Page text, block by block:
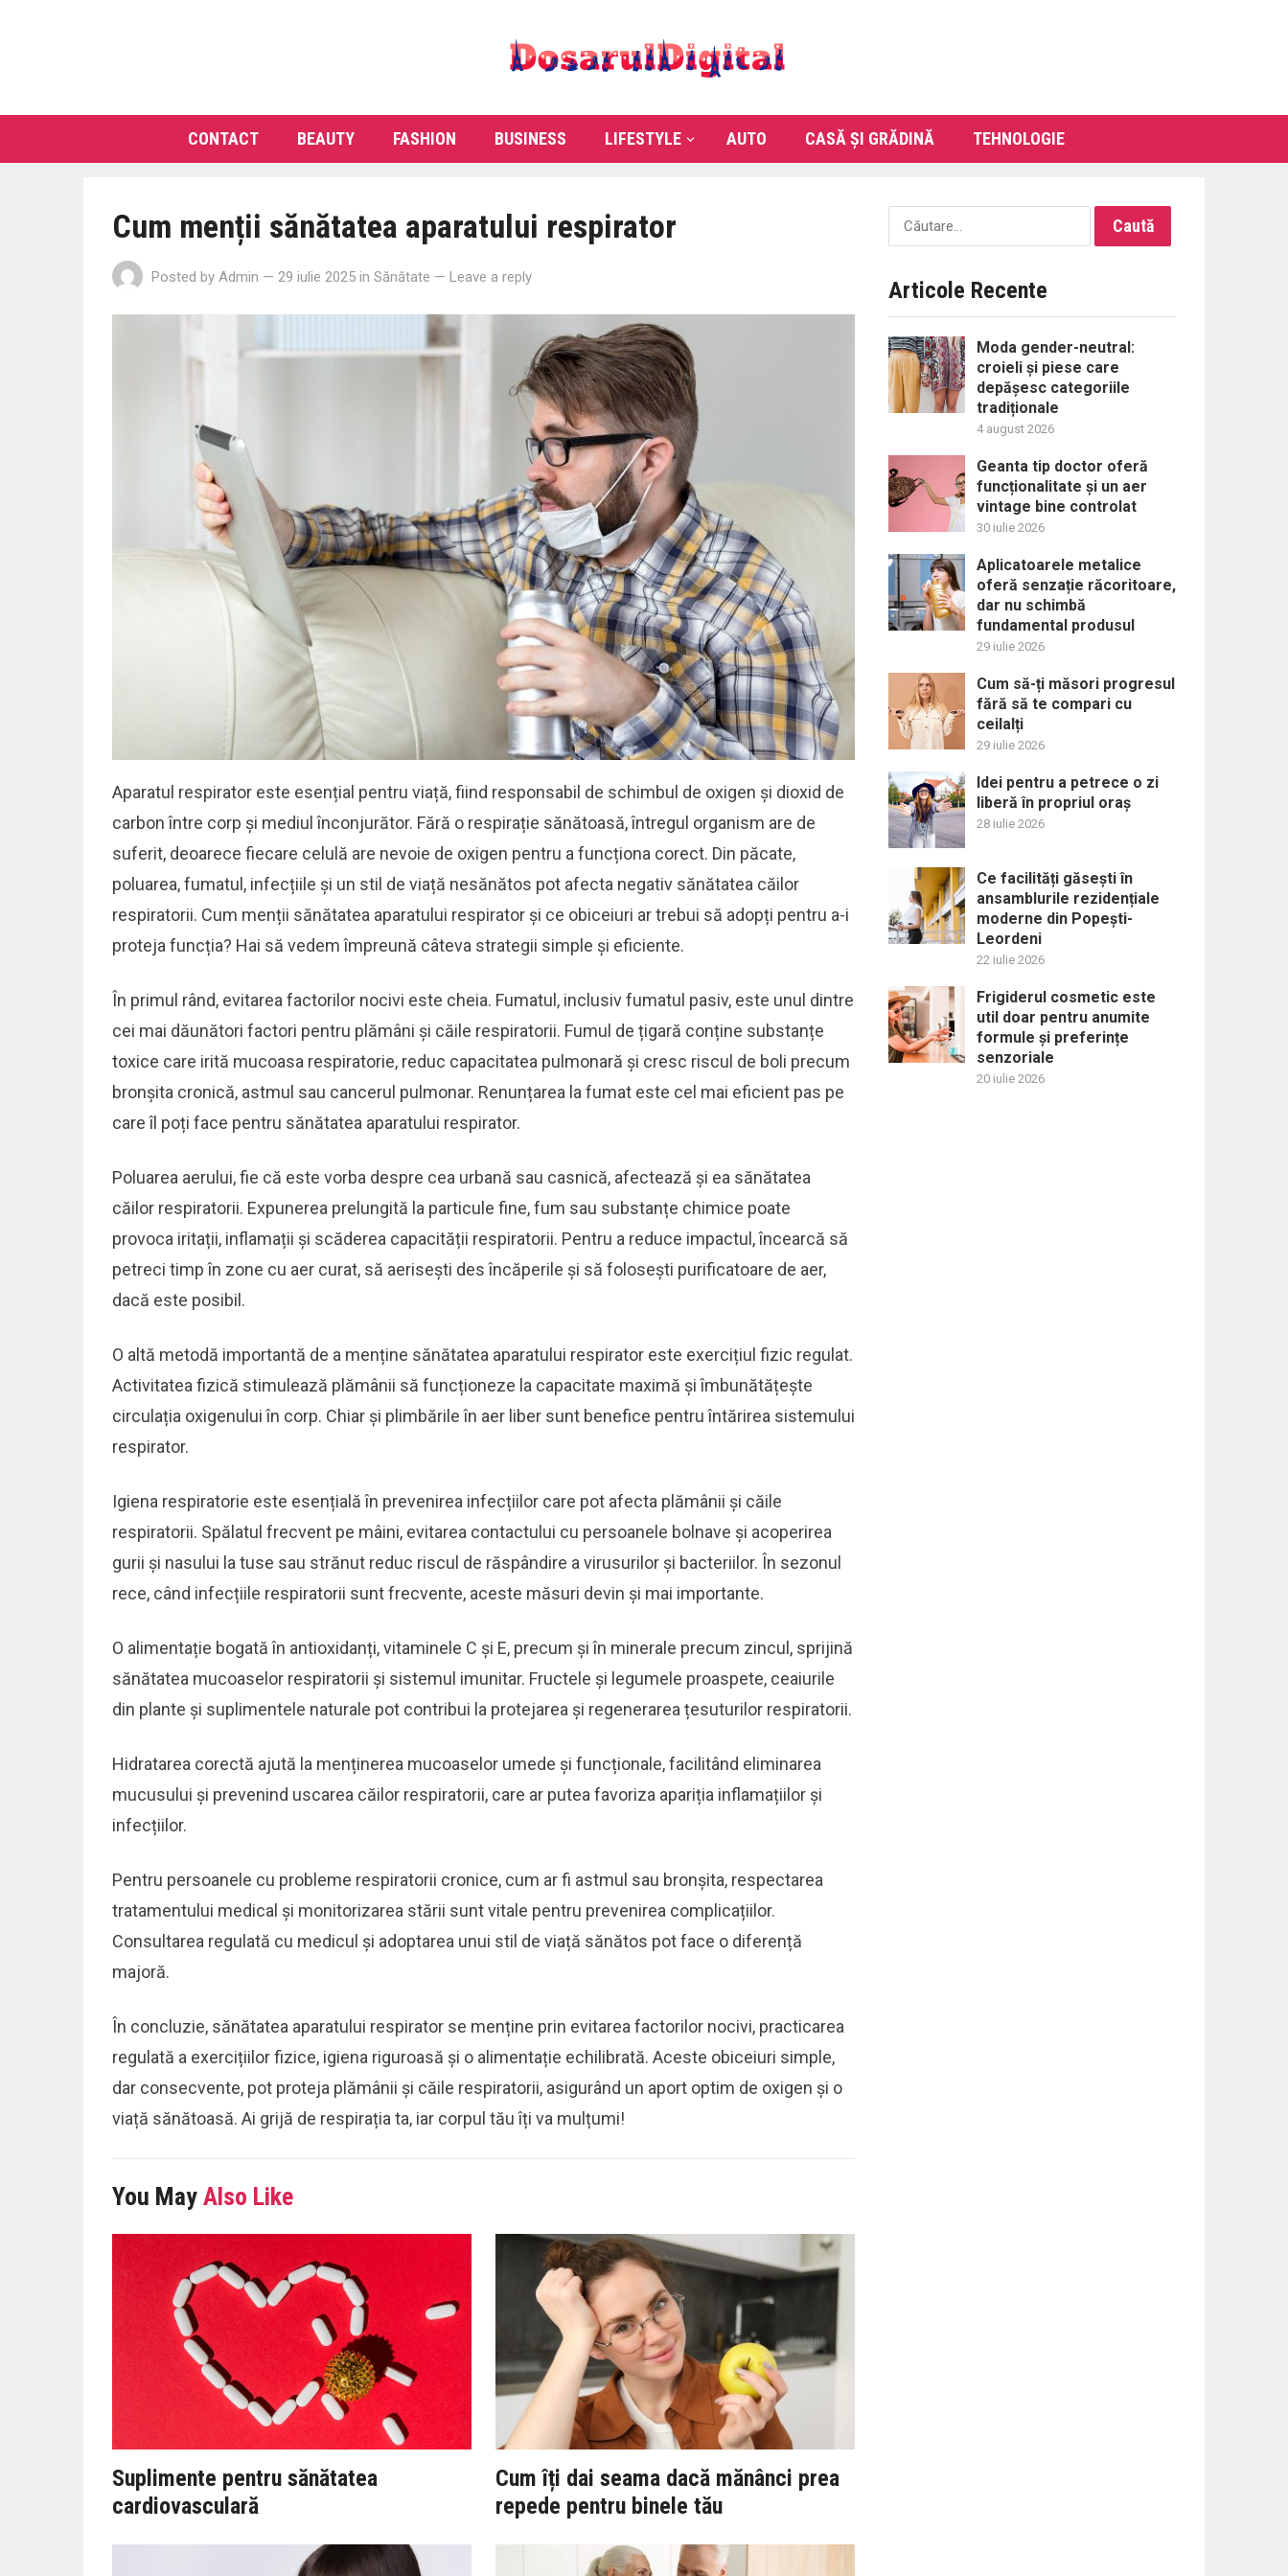
CONTACT BEAUTY FASHION BUSINESS LIFESTYLE AUTO CASĂ ȘI GRĂDINĂ TEHNOLOGIE
Cum menții sănătatea aparatului respirator
Posted by Admin — 29 iulie 2025 in Sănătate — Leave a reply
Aparatul respirator este esențial pentru viață, fiind responsabil de schimbul de oxigen și dioxid de
carbon între corp și mediul înconjurător. Fără o respirație sănătoasă, întregul organism are de
suferit, deoarece fiecare celulă are nevoie de oxigen pentru a funcționa corect. Din păcate,
poluarea, fumatul, infecțiile și un stil de viață nesănătos pot afecta negativ sănătatea căilor
respiratorii. Cum menții sănătatea aparatului respirator și ce obiceiuri ar trebui să adopți pentru a-i
proteja funcția? Hai să vedem împreună câteva strategii simple și eficiente.
În primul rând, evitarea factorilor nocivi este cheia. Fumatul, inclusiv fumatul pasiv, este unul dintre
cei mai dăunători factori pentru plămâni și căile respiratorii. Fumul de țigară conține substanțe
toxice care irită mucoasa respiratorie, reduc capacitatea pulmonară și cresc riscul de boli precum
bronșita cronică, astmul sau cancerul pulmonar. Renunțarea la fumat este cel mai eficient pas pe
care îl poți face pentru sănătatea aparatului respirator.
Poluarea aerului, fie că este vorba despre cea urbană sau casnică, afectează și ea sănătatea
căilor respiratorii. Expunerea prelungită la particule fine, fum sau substanțe chimice poate
provoca iritații, inflamații și scăderea capacității respiratorii. Pentru a reduce impactul, încearcă să
petreci timp în zone cu aer curat, să aerisești des încăperile și să folosești purificatoare de aer,
dacă este posibil.
O altă metodă importantă de a menține sănătatea aparatului respirator este exercițiul fizic regulat.
Activitatea fizică stimulează plămânii să funcționeze la capacitate maximă și îmbunătățește
circulația oxigenului în corp. Chiar și plimbările în aer liber sunt benefice pentru întărirea sistemului
respirator.
Igiena respiratorie este esențială în prevenirea infecțiilor care pot afecta plămânii și căile
respiratorii. Spălatul frecvent pe mâini, evitarea contactului cu persoanele bolnave și acoperirea
gurii și nasului la tuse sau strănut reduc riscul de răspândire a virusurilor și bacteriilor. În sezonul
rece, când infecțiile respiratorii sunt frecvente, aceste măsuri devin și mai importante.
O alimentație bogată în antioxidanți, vitaminele C și E, precum și în minerale precum zincul, sprijină
sănătatea mucoaselor respiratorii și sistemul imunitar. Fructele și legumele proaspete, ceaiurile
din plante și suplimentele naturale pot contribui la protejarea și regenerarea țesuturilor respiratorii.
Hidratarea corectă ajută la menținerea mucoaselor umede și funcționale, facilitând eliminarea
mucusului și prevenind uscarea căilor respiratorii, care ar putea favoriza apariția inflamațiilor și
infecțiilor.
Pentru persoanele cu probleme respiratorii cronice, cum ar fi astmul sau bronșita, respectarea
tratamentului medical și monitorizarea stării sunt vitale pentru prevenirea complicațiilor.
Consultarea regulată cu medicul și adoptarea unui stil de viață sănătos pot face o diferență
majoră.
În concluzie, sănătatea aparatului respirator se menține prin evitarea factorilor nocivi, practicarea
regulată a exercițiilor fizice, igiena riguroasă și o alimentație echilibrată. Aceste obiceiuri simple,
dar consecvente, pot proteja plămânii și căile respiratorii, asigurând un aport optim de oxigen și o
viață sănătoasă. Ai grijă de respirația ta, iar corpul tău îți va mulțumi!
You May Also Like
Suplimente pentru sănătatea
cardiovasculară
Cum îți dai seama dacă mănânci prea
repede pentru binele tău
Caută
după:
Articole Recente
Moda gender-neutral:
croieli și piese care
depășesc categoriile
tradiționale
4 august 2026
Geanta tip doctor oferă
funcționalitate și un aer
vintage bine controlat
30 iulie 2026
Aplicatoarele metalice
oferă senzație răcoritoare,
dar nu schimbă
fundamental produsul
29 iulie 2026
Cum să-ți măsori progresul
fără să te compari cu
ceilalți
29 iulie 2026
Idei pentru a petrece o zi
liberă în propriul oraș
28 iulie 2026
Ce facilități găsești în
ansamblurile rezidențiale
moderne din Popești-
Leordeni
22 iulie 2026
Frigiderul cosmetic este
util doar pentru anumite
formule și preferințe
senzoriale
20 iulie 2026